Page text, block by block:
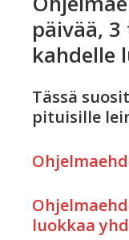
päivää,
kahdelle
Tässä
pituisille
luokkaa